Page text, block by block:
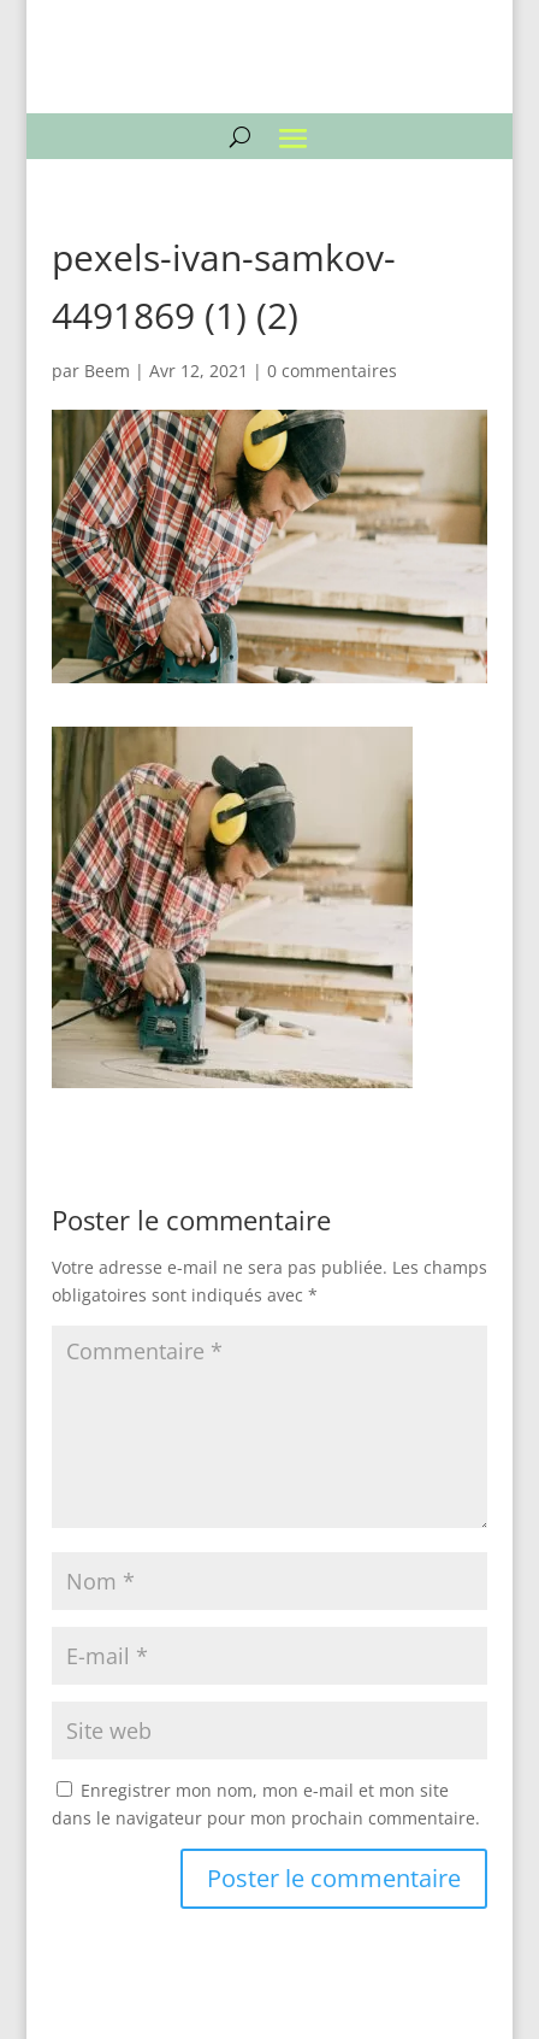
pexels-ivan-samkov-
4491869 (1) (2)
par Beem | Avr 12, 2021 | 0 commentaires
Poster le commentaire
Votre adresse e-mail ne sera pas publiée. Les champs
obligatoires sont indiqués avec *
Enregistrer mon nom, mon e-mail et mon site
dans le navigateur pour mon prochain commentaire.